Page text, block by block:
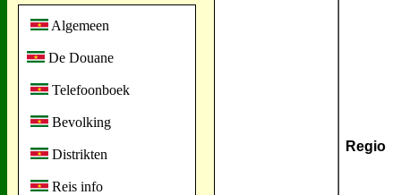
Algemeen
De Douane
Telefoonboek
Bevolking
Distrikten
Reis info
Regio